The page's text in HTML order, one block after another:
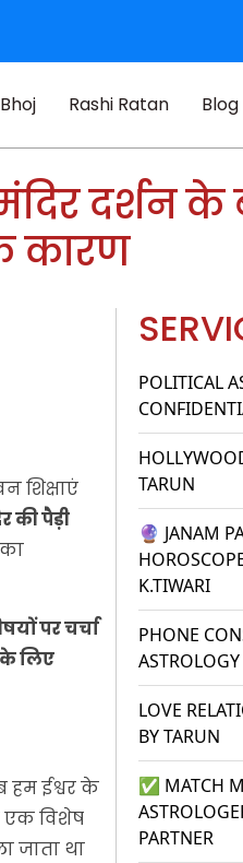
Rashi Ratan Blog
दर्शन
कारण
शिक्षाएं
की पैड़ी
पर चर्चा
के लिए
हम ईश्वर के
विशेष
जाता था
POLITICAL
TARUN
🔮 JANAM
K.TIWARI
PHONE
LOVE
BY TARUN
✅ MATCH
PARTNER